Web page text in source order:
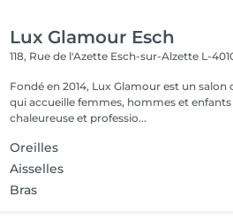
Lux Glamour Esch
118, Rue de l'Azette Esch-sur-Alzette L-
Fondé en 2014, Lux Glamour est un
qui accueille femmes, hommes et
chaleureuse et professio...
Oreilles
Aisselles
Bras